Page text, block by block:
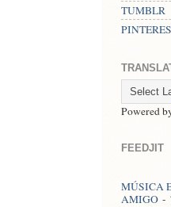
TUMBLR
Powered
FEEDJIT
MÚSICA
AMIGO -